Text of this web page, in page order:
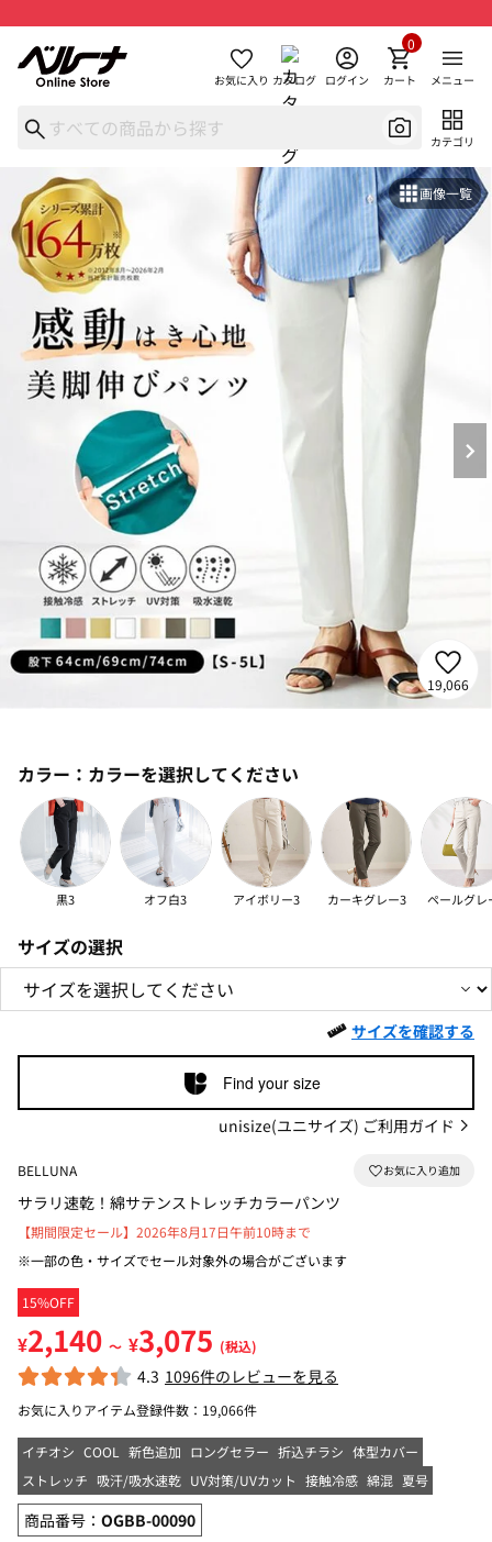
お気に入り カタログ ログイン カート
0
メニュー
カテゴリ
画像一覧
19,066
カラー： カラーを選択してください
黒3 オフ白3 アイボリー3 カーキグレー3 ペールグレ
サイズの選択
サイズを確認する
Find your size
unisize(ユニサイズ) ご利用ガイド
BELLUNA
サラリ速乾！綿サテンストレッチカラーパンツ
15%OFF
【期間限定セール】2026年8月17日午前10時まで
※一部の色・サイズでセール対象外の場合がございます
¥2,140 ～ ¥3,075 (税込)
4.3 1096件のレビューを見る
お気に入りアイテム登録件数： 19,066件
イチオシ COOL 新色追加 ロングセラー 折込チラシ 体型カバー
ストレッチ 吸汗/吸水速乾 UV対策/UVカット 接触冷感 綿混 夏号
商品番号： OGBB-00090